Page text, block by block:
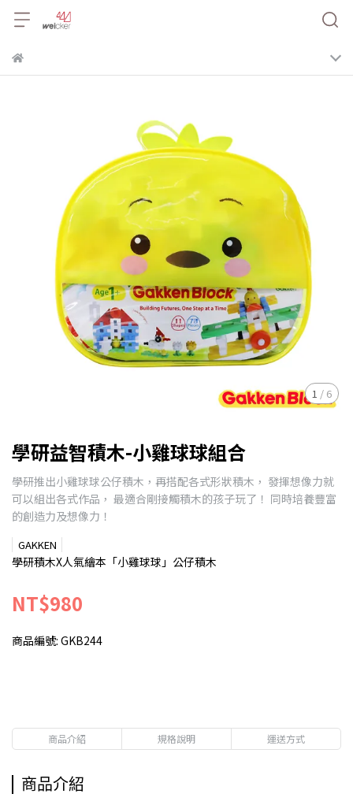
1 / 6
學研益智積木-小雞球球組合
學研推出小雞球球公仔積木，再搭配各式形狀積木， 發揮想像力就
可以組出各式作品， 最適合剛接觸積木的孩子玩了！ 同時培養豐富
的創造力及想像力！
GAKKEN
學研積木X人氣繪本「小雞球球」公仔積木
NT$980
商品編號: GKB244
商品介紹 規格說明 運送方式
商品介紹